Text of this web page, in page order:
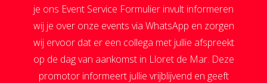
je ons Event Service Formulier invult informeren
wij je over onze events via WhatsApp en zorgen
wij ervoor dat er een collega met jullie afspreekt
op de dag van aankomst in Lloret de Mar. Deze
promotor informeert jullie vrijblijvend en geeft